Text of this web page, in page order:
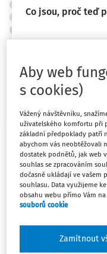
Co jsou, proč teď
MANIPULACE S BŘEMENY
správní
Vydáno: 29. 3. 2021
Související dokumenty (1)
Tento
Aby web
s cookies)
Vážený návštěvníku,
uživatelského komfortu při
základní předpoklady patří
abychom vás neobtěžovali
dostatek podnětů, jak web
souhlas se zpracováním
dočasně ukládají ve vašem
souhlasu. Data využijeme
obsahu webu přímo Vám
souborů cookie
Zamítnout